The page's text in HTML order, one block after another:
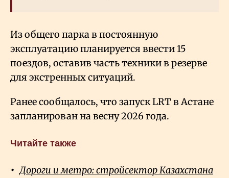
Из общего парка в постоянную
эксплуатацию планируется ввести 15
поездов, оставив часть техники в резерве
для экстренных ситуаций.
Ранее сообщалось, что запуск LRT в Астане
запланирован на весну 2026 года.
Читайте также
Дороги и метро: стройсектор Казахстана